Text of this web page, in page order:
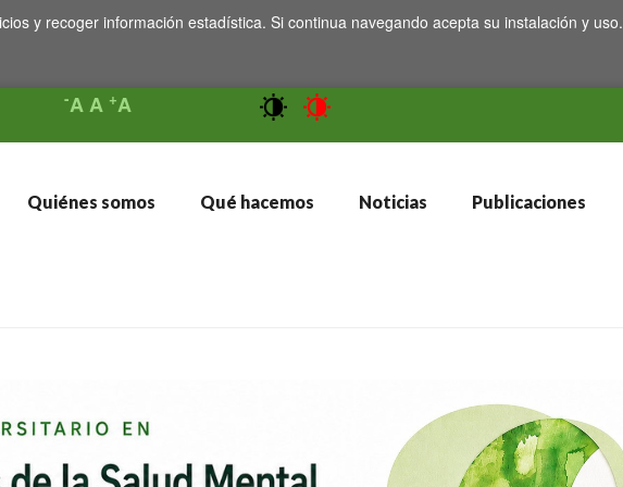
y recoger información estadística. Si continua navegando acepta su instalación y uso.
-AA +A
Quiénes somos Qué hacemos Noticias Publicaciones